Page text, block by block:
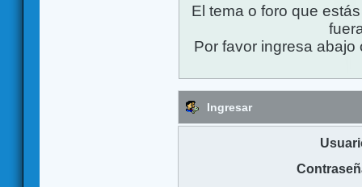
El tema o foro que
Por favor ingresa
Ingresar